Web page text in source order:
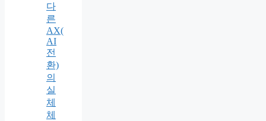
다
른
AX(
AI
전
환)
의
실
체
체